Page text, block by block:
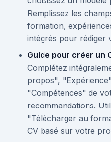
Remplissez les
formation,
intégrés pour rédiger
Guide pour créer un
Complétez
propos",
"Compétences" de
recommandations.
"Télécharger au
CV basé sur votre